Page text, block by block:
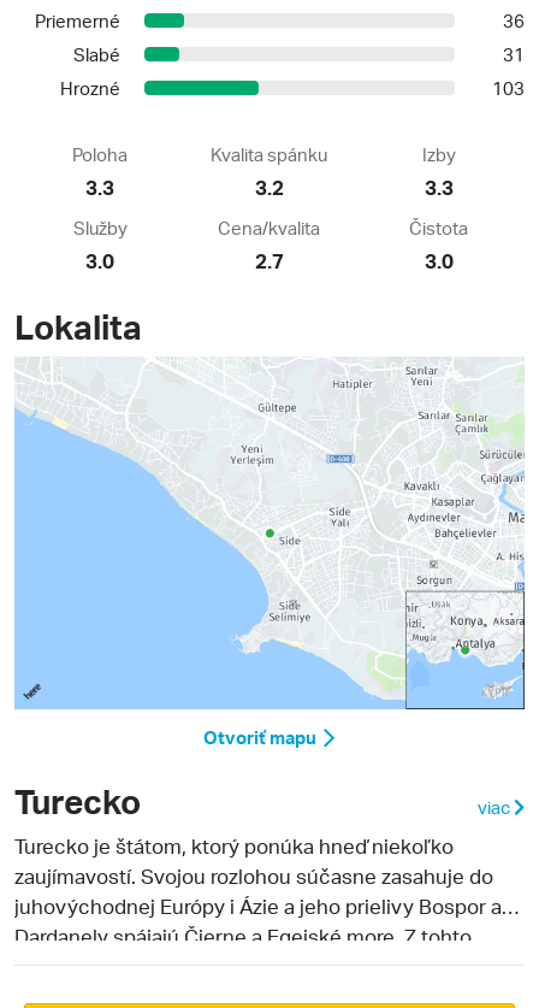
Priemerné
36
Slabé
31
Hrozné
103
Poloha
3.3
Kvalita spánku
3.2
Izby
3.3
Služby
3.0
Cena/kvalita
2.7
Čistota
3.0
Lokalita
Otvoriť mapu
Turecko viac
Turecko je štátom, ktorý ponúka hneď niekoľko
zaujímavostí. Svojou rozlohou súčasne zasahuje do
juhovýchodnej Európy i Ázie a jeho prielivy Bospor a
Dardanely spájajú Čierne a Egejské more. Z tohto
dôvodu je tiež označované za bránu Orientu. Práve